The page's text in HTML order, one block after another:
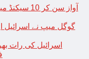
آواز سن
گوگل میپ نے اسرائیل